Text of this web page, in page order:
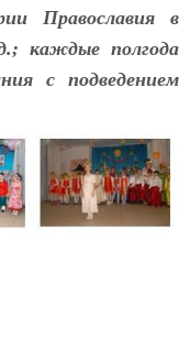
Православия в
каждые полгода
с подведением